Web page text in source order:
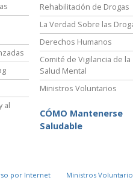
al
Rehabilitación de Drogas
La Verdad Sobre las
Derechos Humanos
Comité de Vigilancia de la
Salud Mental
Ministros Voluntarios
CÓMO Mantenerse
Saludable
por Internet
Ministros